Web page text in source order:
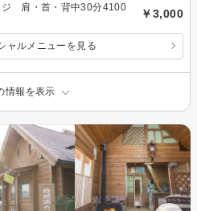
ジ 肩・首・背中30分4100
￥3,000
ャルメニューを見る
情報を表示